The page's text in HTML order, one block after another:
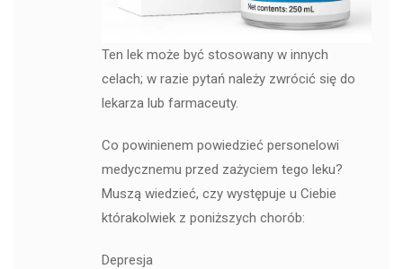
Ten lek może być stosowany w innych
celach; w razie pytań należy zwrócić się do
lekarza lub farmaceuty.
Co powinienem powiedzieć personelowi
medycznemu przed zażyciem tego leku?
Muszą wiedzieć, czy występuje u Ciebie
którakolwiek z poniższych chorób:
Depresja